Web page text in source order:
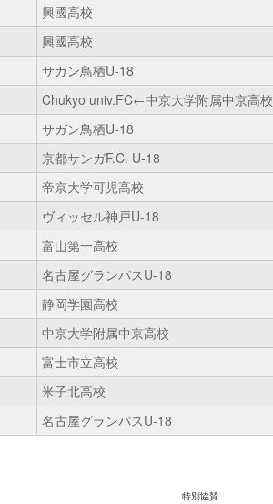
興國高校
興國高校
サガン鳥栖U-18
Chukyo univ.FC←中京大学附属中京高校
サガン鳥栖U-18
京都サンガF.C. U-18
帝京大学可児高校
ヴィッセル神戸U-18
富山第一高校
名古屋グランパスU-18
静岡学園高校
中京大学附属中京高校
富士市立高校
米子北高校
名古屋グランパスU-18
特別協賛